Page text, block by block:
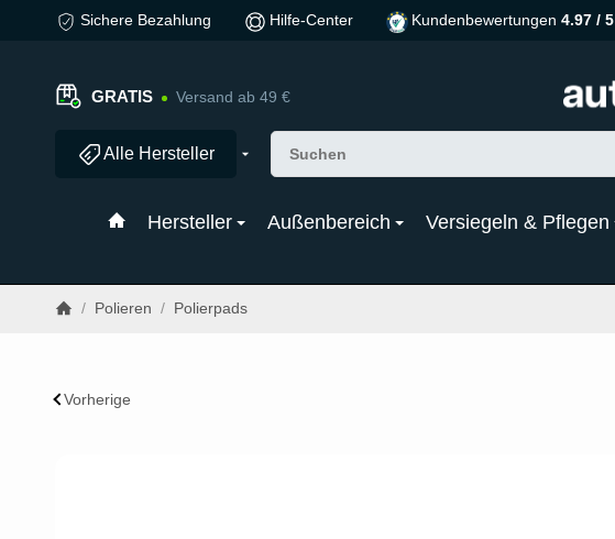
Sichere Bezahlung Hilfe-Center Kundenbewertungen 4.97 / 5
GRATIS Versand ab 49 €
Alle Hersteller
Hersteller Außenbereich Versiegeln & Pflegen
/ Polieren / Polierpads
Vorherige